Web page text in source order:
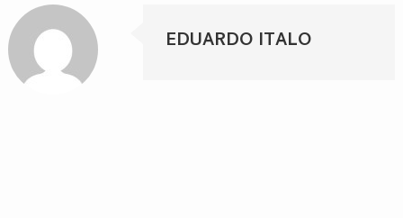
EDUARDO ITALO